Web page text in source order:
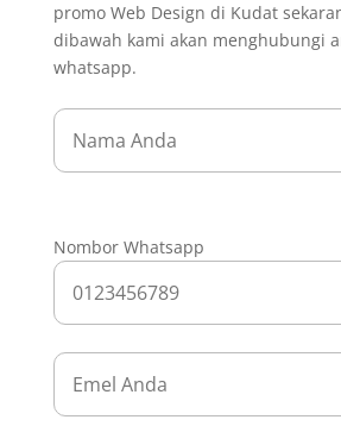
promo Web Design di Kudat
dibawah kami akan menghubungi
whatsapp.
Nombor Whatsapp